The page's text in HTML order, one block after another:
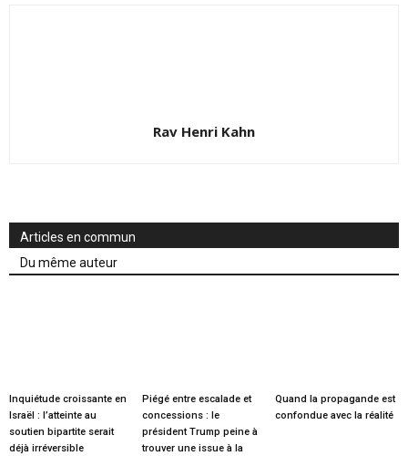
Rav Henri Kahn
Articles en commun
Du même auteur
Inquiétude croissante en
Israël : l’atteinte au
soutien bipartite serait
déjà irréversible
Piégé entre escalade et
concessions : le
président Trump peine à
trouver une issue à la
Quand la propagande est
confondue avec la réalité